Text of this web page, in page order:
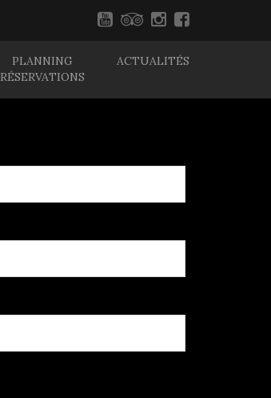
PLANNING
RÉSERVATIONS
ACTUALITÉS